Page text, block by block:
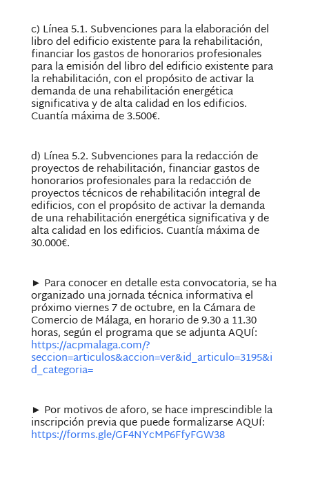
c) Línea 5.1. Subvenciones para la elaboración del
libro del edificio existente para la rehabilitación,
financiar los gastos de honorarios profesionales
para la emisión del libro del edificio existente para
la rehabilitación, con el propósito de activar la
demanda de una rehabilitación energética
significativa y de alta calidad en los edificios.
Cuantía máxima de 3.500€.
d) Línea 5.2. Subvenciones para la redacción de
proyectos de rehabilitación, financiar gastos de
honorarios profesionales para la redacción de
proyectos técnicos de rehabilitación integral de
edificios, con el propósito de activar la demanda
de una rehabilitación energética significativa y de
alta calidad en los edificios. Cuantía máxima de
30.000€.
► Para conocer en detalle esta convocatoria, se ha
organizado una jornada técnica informativa el
próximo viernes 7 de octubre, en la Cámara de
Comercio de Málaga, en horario de 9.30 a 11.30
horas, según el programa que se adjunta AQUÍ:
https://acpmalaga.com/?
seccion=articulos&accion=ver&id_articulo=3195&i
d_categoria=
► Por motivos de aforo, se hace imprescindible la
inscripción previa que puede formalizarse AQUÍ:
https://forms.gle/GF4NYcMP6FfyFGW38